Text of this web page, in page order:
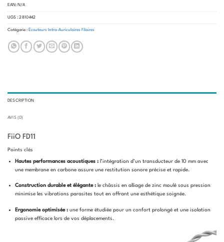
EAN: N/A
UGS : 2 810 442
Catégorie : Écouteurs Intra-Auriculaires Filaires
DESCRIPTION
AVIS (0)
FiiO FD11
Points clés
Hautes performances acoustiques :l’intégration d’un transducteur de 10 mm avec
une membrane en carbone assure une restitution sonore précise et rapide.
Construction durable et élégante :le châssis en alliage de zinc moulé sous pression
minimise les vibrations parasites tout en offrant une esthétique soignée.
Ergonomie optimisée :une forme étudiée pour un confort prolongé et une isolation
passive efficace lors de vos déplacements.